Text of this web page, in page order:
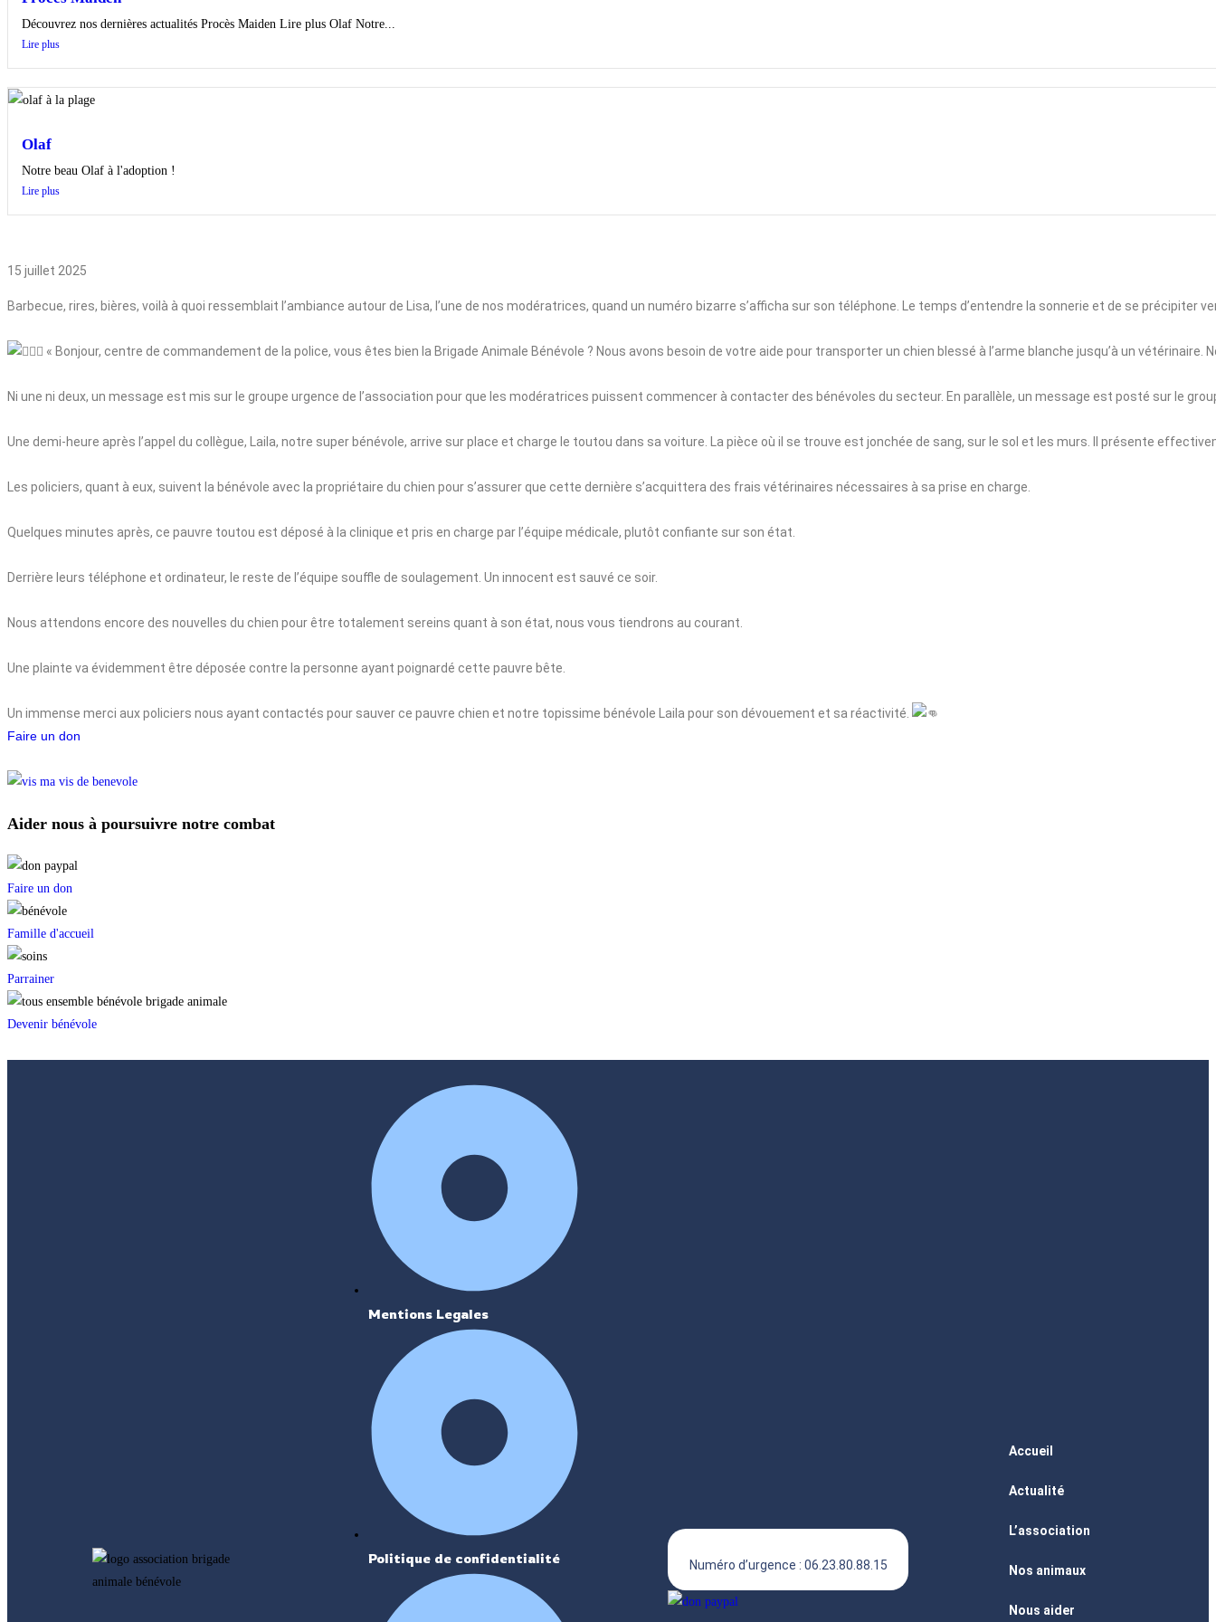
Découvrez nos dernières actualités Procès Maiden Lire plus Olaf Notre...
Lire plus
Olaf
Notre beau Olaf à l'adoption !
Lire plus
15 juillet 2025
Barbecue, rires, bières, voilà à quoi ressemblait l’ambiance autour de Lisa, l’une de nos modératrices, quand un numéro bizarre s’afficha sur son téléphone. Le temps d’entendre la sonnerie et de se
« Bonjour, centre de commandement de la police, vous êtes bien la Brigade Animale Bénévole ? Nous avons besoin de votre aide pour transporter un chien blessé à l’arme blanche jusqu’à un
Ni une ni deux, un message est mis sur le groupe urgence de l’association pour que les modératrices puissent commencer à contacter des bénévoles du secteur. En parallèle, un message est posté sur le
Une demi-heure après l’appel du collègue, Laila, notre super bénévole, arrive sur place et charge le toutou dans sa voiture. La pièce où il se trouve est jonchée de sang, sur le sol et les murs. Il présente
Les policiers, quant à eux, suivent la bénévole avec la propriétaire du chien pour s’assurer que cette dernière s’acquittera des frais vétérinaires nécessaires à sa prise en charge.
Quelques minutes après, ce pauvre toutou est déposé à la clinique et pris en charge par l’équipe médicale, plutôt confiante sur son état.
Derrière leurs téléphone et ordinateur, le reste de l’équipe souffle de soulagement. Un innocent est sauvé ce soir.
Nous attendons encore des nouvelles du chien pour être totalement sereins quant à son état, nous vous tiendrons au courant.
Une plainte va évidemment être déposée contre la personne ayant poignardé cette pauvre bête.
Un immense merci aux policiers nous ayant contactés pour sauver ce pauvre chien et notre topissime bénévole Laila pour son dévouement et sa réactivité.
Faire un don
Aider nous à poursuivre notre combat
Faire un don
Famille d'accueil
Parrainer
Devenir bénévole
Mentions Legales
Politique de confidentialité Numéro d’urgence : 06.23.80.88.15
Accueil
Actualité
L’association
Nos animaux
Nous aider